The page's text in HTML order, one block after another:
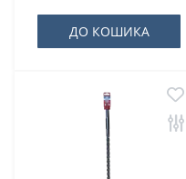
ДО КОШИКА